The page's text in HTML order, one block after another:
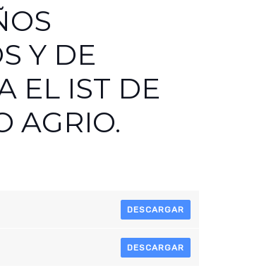
Y DE
EL IST DE
AGRIO.
DESCARGAR
DESCARGAR